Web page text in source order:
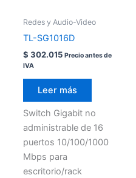
Redes y Audio-Video
TL-SG1016D
$ 302.015 Precio antes de
IVA
Leer más
Switch Gigabit no
administrable de 16
puertos 10/100/1000
Mbps para
escritorio/rack